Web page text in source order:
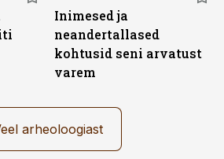
Inimesed ja
neandertallased
kohtusid seni arvatust
varem
arheoloogiast